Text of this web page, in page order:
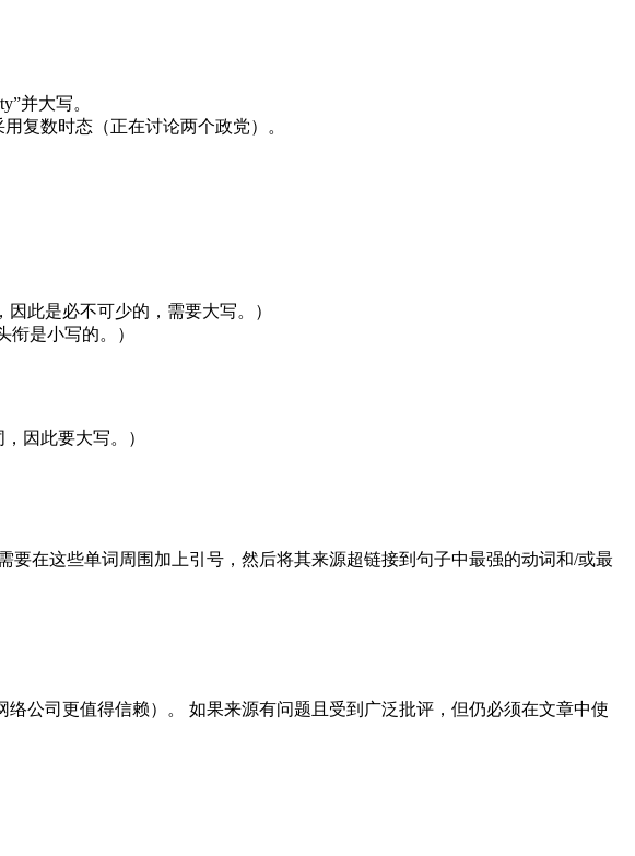
并大写。
复数时态（正在讨论两个政党）。
因此是必不可少的，需要大写。）
是小写的。）
因此要大写。）
在这些单词周围加上引号，然后将其来源超链接到句子中最强的动词和/或最
公司更值得信赖）。 如果来源有问题且受到广泛批评，但仍必须在文章中使